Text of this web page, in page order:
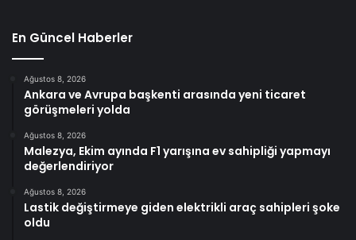
En Güncel Haberler
Ağustos 8, 2026
Ankara ve Avrupa başkenti arasında yeni ticaret
görüşmeleri yolda
Ağustos 8, 2026
Malezya, Ekim ayında F1 yarışına ev sahipliği yapmayı
değerlendiriyor
Ağustos 8, 2026
Lastik değiştirmeye giden elektrikli araç sahipleri şoke
oldu